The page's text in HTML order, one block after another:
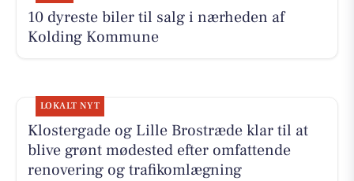
10 dyreste biler til salg i nærheden af
Kolding Kommune
LOKALT NYT
Klostergade og Lille Brostræde klar til at
blive grønt mødested efter omfattende
renovering og trafikomlægning